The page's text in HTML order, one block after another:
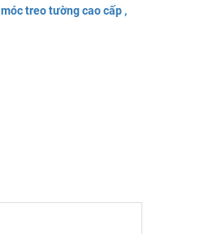
móc treo tường cao cấp ,